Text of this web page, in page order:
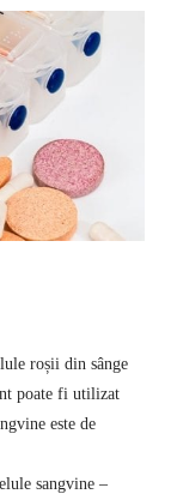
roșii din sânge
poate fi utilizat
este de
sangvine –